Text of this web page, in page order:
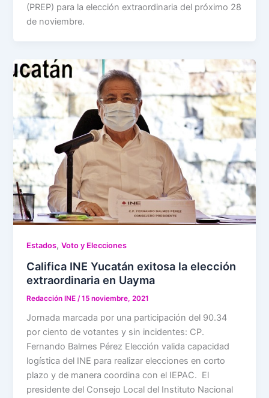
(PREP) para la elección extraordinaria del próximo 28
de noviembre.
Estados,Voto y Elecciones
Califica INE Yucatán exitosa la elección
extraordinaria en Uayma
Redacción INE /15 noviembre, 2021
Jornada marcada por una participación del 90.34
por ciento de votantes y sin incidentes: CP.
Fernando Balmes Pérez Elección valida capacidad
logística del INE para realizar elecciones en corto
plazo y de manera coordina con el IEPAC. El
presidente del Consejo Local del Instituto Nacional